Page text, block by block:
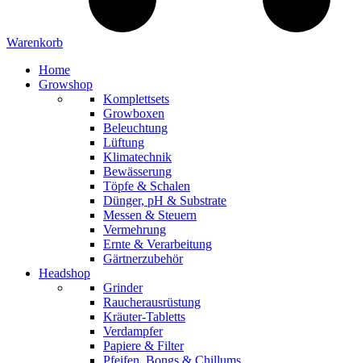
Warenkorb
Home
Growshop
Komplettsets
Growboxen
Beleuchtung
Lüftung
Klimatechnik
Bewässerung
Töpfe & Schalen
Dünger, pH & Substrate
Messen & Steuern
Vermehrung
Ernte & Verarbeitung
Gärtnerzubehör
Headshop
Grinder
Raucherausrüstung
Kräuter-Tabletts
Verdampfer
Papiere & Filter
Pfeifen, Bongs & Chillums